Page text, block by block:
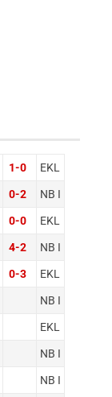
1-0 EKL
0-2 NB I
0-0 EKL
4-2 NB I
0-3 EKL
NB I
EKL
NB I
NB I